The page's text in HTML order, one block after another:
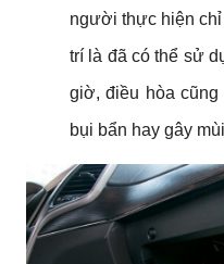
người thực hiện
trí là đã có thể sử
giờ, điều hòa
bụi bẩn hay gây